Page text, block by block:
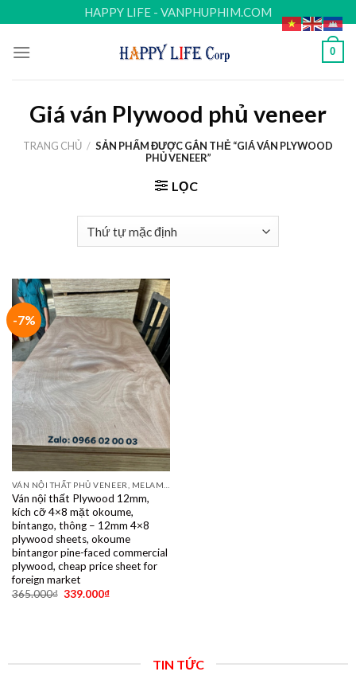
to
content
HAPPY LIFE - VANPHUPHIM.COM
0
Giá ván Plywood phủ veneer
TRANG CHỦ / SẢN PHẨM ĐƯỢC GẮN THẺ “GIÁ VÁN PLYWOOD
PHỦ VENEER”
LỌC
-7%
Ván nội thất Plywood 12mm,
kích cỡ 4×8 mặt okoume,
bintango, thông – 12mm 4×8
plywood sheets, okoume
bintangor pine-faced commercial
plywood, cheap price sheet for
foreign market
365.000₫ 339.000₫
TIN TỨC